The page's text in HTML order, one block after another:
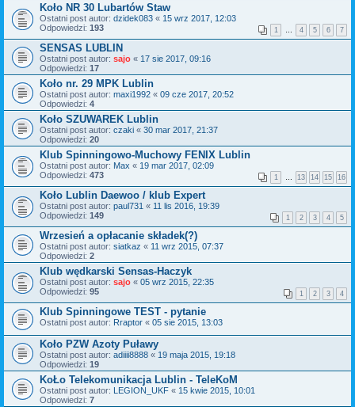
Koło NR 30 Lubartów Staw
Ostatni post autor: dzidek083 « 15 wrz 2017, 12:03
Odpowiedzi: 193 1 4 5 6 7
SENSAS LUBLIN
Ostatni post autor: sajo « 17 sie 2017, 09:16
Odpowiedzi: 17
Koło nr. 29 MPK Lublin
Ostatni post autor: maxi1992 « 09 cze 2017, 20:52
Odpowiedzi: 4
Koło SZUWAREK Lublin
Ostatni post autor: czaki « 30 mar 2017, 21:37
Odpowiedzi: 20
Klub Spinningowo-Muchowy FENIX Lublin
Ostatni post autor: Max « 19 mar 2017, 02:09
Odpowiedzi: 473 1 13 14 15 16
Koło Lublin Daewoo / klub Expert
Ostatni post autor: paul731 « 11 lis 2016, 19:39
Odpowiedzi: 149 1 2 3 4 5
Wrzesień a opłacanie składek(?)
Ostatni post autor: siatkaz « 11 wrz 2015, 07:37
Odpowiedzi: 2
Klub wędkarski Sensas-Haczyk
Ostatni post autor: sajo « 05 wrz 2015, 22:35
Odpowiedzi: 95 1 2 3 4
Klub Spinningowe TEST - pytanie
Ostatni post autor: Rraptor « 05 sie 2015, 13:03
Koło PZW Azoty Puławy
Ostatni post autor: adiiii8888 « 19 maja 2015, 19:18
Odpowiedzi: 19
KoŁo Telekomunikacja Lublin - TeleKoM
Ostatni post autor: LEGION_UKF « 15 kwie 2015, 10:01
Odpowiedzi: 7